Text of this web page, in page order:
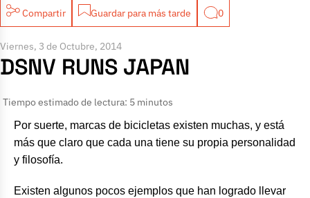
Compartir Guardar para más tarde 0
Viernes, 3 de Octubre, 2014
DSNV RUNS JAPAN
Tiempo estimado de lectura: 5 minutos
Por suerte, marcas de bicicletas existen muchas, y está
más que claro que cada una tiene su propia personalidad
y filosofía.
Existen algunos pocos ejemplos que han logrado llevar